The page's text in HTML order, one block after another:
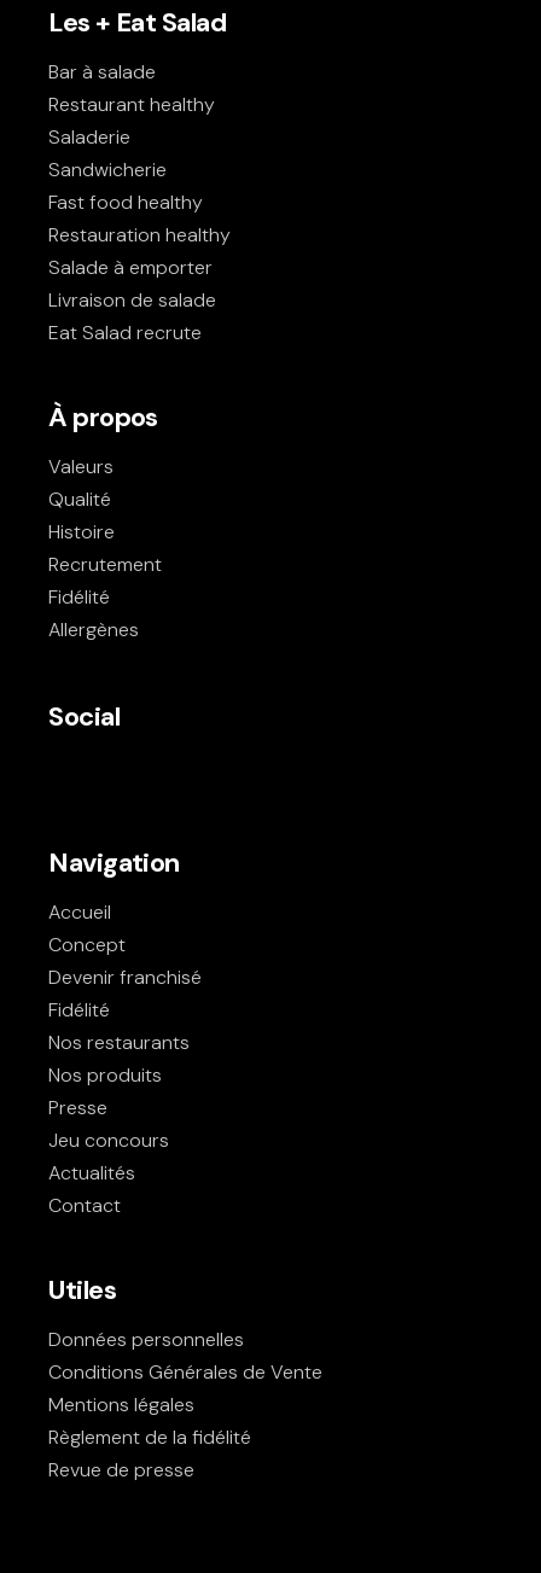
Les + Eat Salad
Bar à salade
Restaurant healthy
Saladerie
Sandwicherie
Fast food healthy
Restauration healthy
Salade à emporter
Livraison de salade
Eat Salad recrute
À propos
Valeurs
Qualité
Histoire
Recrutement
Fidélité
Allergènes
Social
Navigation
Accueil
Concept
Devenir franchisé
Fidélité
Nos restaurants
Nos produits
Presse
Jeu concours
Actualités
Contact
Utiles
Données personnelles
Conditions Générales de Vente
Mentions légales
Règlement de la fidélité
Revue de presse